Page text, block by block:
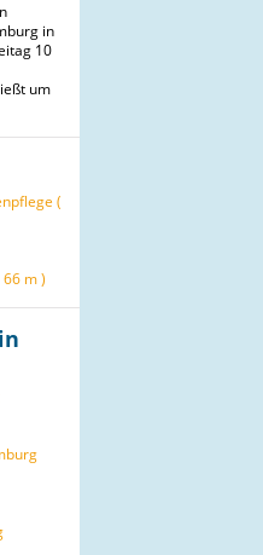
in
10
um
(
m )